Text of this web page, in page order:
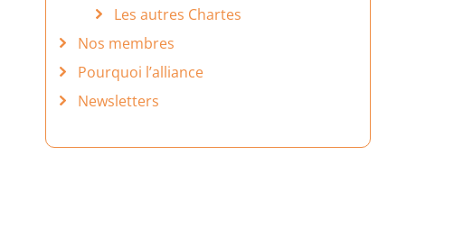
Les autres Chartes
Nos membres
Pourquoi l’alliance
Newsletters